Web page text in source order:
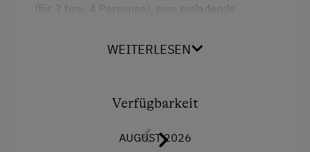
Bergwanderführer
Eisstockschießen
(für 3 bzw. 4 Personen), eine einladende
Ausstattung gehören außerdem SAT-TV, WLAN,
WEITERLESEN
Verfügbarkeit
AUGUST 2026